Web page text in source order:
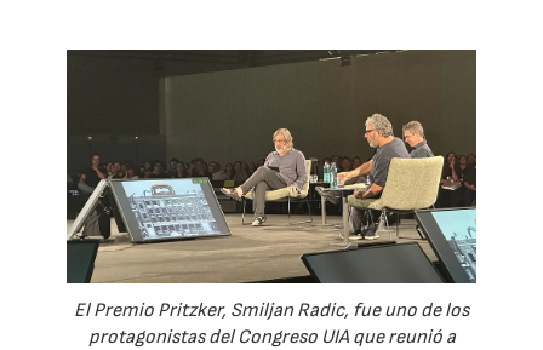
El Premio Pritzker, Smiljan Radic, fue uno de los
protagonistas del Congreso UIA que reunió a